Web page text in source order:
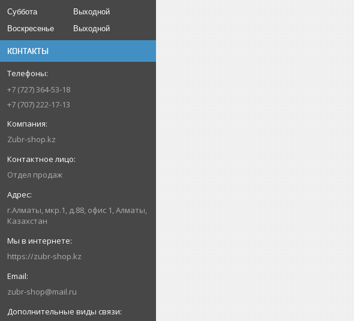
Суббота
Выходной
Воскресенье
Выходной
КОНТАКТЫ
+7 (727) 364-53-18
+7 (707) 222-17-13
Zubr-shop.kz
Отдел продаж
г.Алматы, мкр.1, д.88, офис 1, Алматы,
Казахстан
https://zubr-shop.kz
zubr-shop@mail.ru